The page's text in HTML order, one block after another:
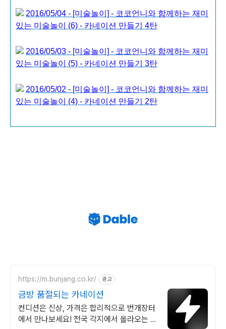
2016/05/04 - [미술놀이] - 코코언니와 함께하는 재미
있는 미술놀이 (6) - 카네이션 만들기 4탄
2016/05/03 - [미술놀이] - 코코언니와 함께하는 재미
있는 미술놀이 (5) - 카네이션 만들기 3탄
2016/05/02 - [미술놀이] - 코코언니와 함께하는 재미
있는 미술놀이 (4) - 카네이션 만들기 2탄
https://m.bunjang.co.kr/ 광고
금방 품절되는 카네이션
컨디션은 신상, 가격은 합리적으로 번개장터
에서 만나보세요! 전국 각지에서 올라오는 전